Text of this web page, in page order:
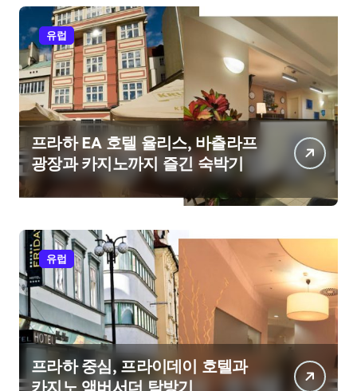
유럽
프라하 EA 호텔 율리스, 바츨라프
광장과 카지노까지 즐긴 숙박기
유럽
프라하 중심, 프라이데이 호텔과
카지노 앰버서더 탐방기